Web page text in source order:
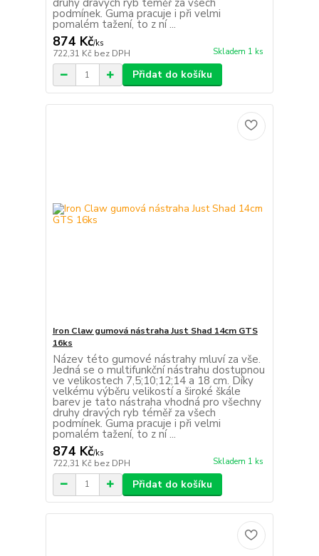
druhy dravých ryb téměř za všech
podmínek. Guma pracuje i při velmi
pomalém tažení, to z ní ...
874 Kč/ks
722,31 Kč bez DPH Skladem 1 ks
Přidat do košíku
Iron Claw gumová nástraha Just Shad 14cm GTS
16ks
Název této gumové nástrahy mluví za vše.
Jedná se o multifunkční nástrahu dostupnou
ve velikostech 7,5;10;12;14 a 18 cm. Díky
velkému výběru velikostí a široké škále
barev je tato nástraha vhodná pro všechny
druhy dravých ryb téměř za všech
podmínek. Guma pracuje i při velmi
pomalém tažení, to z ní ...
874 Kč/ks
722,31 Kč bez DPH Skladem 1 ks
Přidat do košíku